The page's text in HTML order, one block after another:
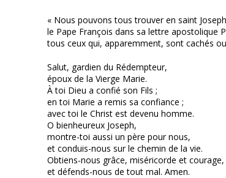
« Nous pouvons tous trouver en saint
le Pape François dans sa lettre apostolique
tous ceux qui, apparemment, sont cachés
Salut, gardien du Rédempteur,
époux de la Vierge Marie.
À toi Dieu a confié son Fils ;
en toi Marie a remis sa confiance ;
avec toi le Christ est devenu homme.
O bienheureux Joseph,
montre-toi aussi un père pour nous,
et conduis-nous sur le chemin de la vie.
Obtiens-nous grâce, miséricorde et courage,
et défends-nous de tout mal. Amen.